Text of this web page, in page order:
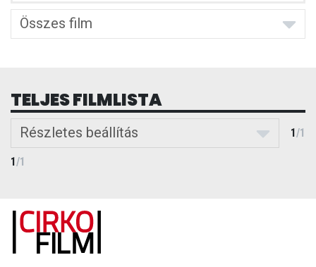
Összes film
TELJES FILMLISTA
Részletes beállítás 1/1
1/1